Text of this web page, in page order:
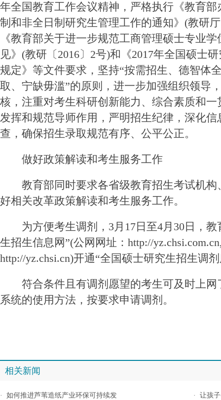
年全国教育工作会议精神，严格执行《教育
制和非全日制研究生管理工作的通知》(教研
《教育部关于进一步规范工商管理硕士专业
见》(教研〔2016〕2号)和《2017年全国硕士
规定》等文件要求，坚持“按需招生、德智体
取、宁缺毋滥”的原则，进一步加强组织领导
核，注重对考生科研创新能力、综合素质和
发挥和规范导师作用，严明招生纪律，深化
查，确保招生录取规范有序、公平公正。
做好政策解读和考生服务工作
教育部同时要求各省级教育招生考试机构
好相关改革政策解读和考生服务工作。
为方便考生调剂，3月17日至4月30日，教
生招生信息网”(公网网址：http://
http://yz.chsi.cn)开通“全国硕士研究生招生调
符合条件且有调剂愿望的考生可及时上网
系统的使用方法，按要求申请调剂。
相关新闻
· 如何推进芦苇造纸产业环保可持续发 · 让孩